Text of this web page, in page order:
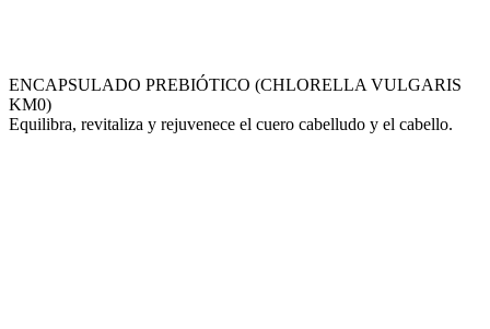
ENCAPSULADO PREBIÓTICO (CHLORELLA VULGARIS
KM0)
Equilibra, revitaliza y rejuvenece el cuero cabelludo y el cabello.